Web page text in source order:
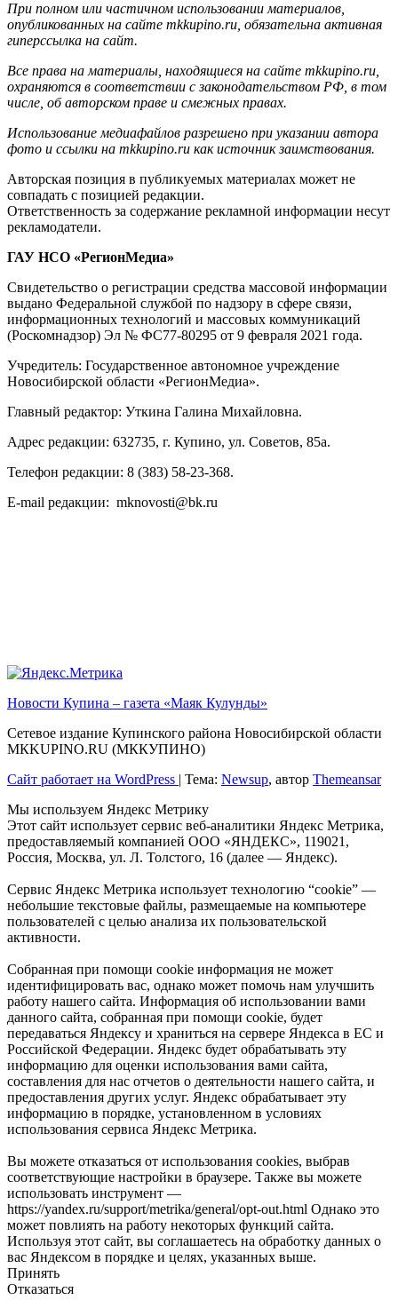
При полном или частичном использовании материалов,
опубликованных на сайте mkkupino.ru, обязательна активная
гиперссылка на сайт.
Все права на материалы, находящиеся на сайте mkkupino.ru,
охраняются в соответствии с законодательством РФ, в том
числе, об авторском праве и смежных правах.
Использование медиафайлов разрешено при указании автора
фото и ссылки на mkkupino.ru как источник заимствования.
Авторская позиция в публикуемых материалах может не
совпадать с позицией редакции.
Ответственность за содержание рекламной информации несут
рекламодатели.
ГАУ НСО «РегионМедиа»
Свидетельство о регистрации средства массовой информации
выдано Федеральной службой по надзору в сфере связи,
информационных технологий и массовых коммуникаций
(Роскомнадзор) Эл № ФС77-80295 от 9 февраля 2021 года.
Учредитель: Государственное автономное учреждение
Новосибирской области «РегионМедиа».
Главный редактор: Уткина Галина Михайловна.
Адрес редакции: 632735, г. Купино, ул. Советов, 85а.
Телефон редакции: 8 (383) 58-23-368.
E-mail редакции: mknovosti@bk.ru
Новости Купина – газета «Маяк Кулунды»
Сетевое издание Купинского района Новосибирской области
МКKUPINO.RU (МККУПИНО)
Сайт работает на WordPress | Тема: Newsup, автор Themeansar
Мы используем Яндекс Метрику
Этот сайт использует сервис веб-аналитики Яндекс Метрика,
предоставляемый компанией ООО «ЯНДЕКС», 119021,
Россия, Москва, ул. Л. Толстого, 16 (далее — Яндекс).
Сервис Яндекс Метрика использует технологию “cookie” —
небольшие текстовые файлы, размещаемые на компьютере
пользователей с целью анализа их пользовательской
активности.
Собранная при помощи cookie информация не может
идентифицировать вас, однако может помочь нам улучшить
работу нашего сайта. Информация об использовании вами
данного сайта, собранная при помощи cookie, будет
передаваться Яндексу и храниться на сервере Яндекса в ЕС и
Российской Федерации. Яндекс будет обрабатывать эту
информацию для оценки использования вами сайта,
составления для нас отчетов о деятельности нашего сайта, и
предоставления других услуг. Яндекс обрабатывает эту
информацию в порядке, установленном в условиях
использования сервиса Яндекс Метрика.
Вы можете отказаться от использования cookies, выбрав
соответствующие настройки в браузере. Также вы можете
использовать инструмент —
https://yandex.ru/support/metrika/general/opt-out.html Однако это
может повлиять на работу некоторых функций сайта.
Используя этот сайт, вы соглашаетесь на обработку данных о
вас Яндексом в порядке и целях, указанных выше.
Принять
Отказаться